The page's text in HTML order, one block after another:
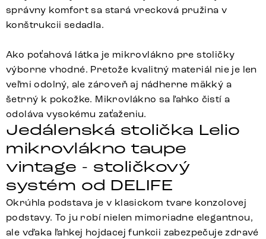
správny komfort sa stará vrecková pružina v
konštrukcii sedadla.
Ako poťahová látka je mikrovlákno pre stoličky
výborne vhodné. Pretože kvalitný materiál nie je len
veľmi odolný, ale zároveň aj nádherne mäkký a
šetrný k pokožke. Mikrovlákno sa ľahko čistí a
odoláva vysokému zaťaženiu.
Jedálenská stolička Lelio
mikrovlákno taupe
vintage - stoličkový
systém od DELIFE
Okrúhla podstava je v klasickom tvare konzolovej
podstavy. To ju robí nielen mimoriadne elegantnou,
ale vďaka ľahkej hojdacej funkcii zabezpečuje zdravé